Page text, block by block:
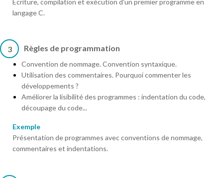
Ecriture, compilation et exécution d'un premier programme en
langage C.
3 Règles de programmation
Convention de nommage. Convention syntaxique.
Utilisation des commentaires. Pourquoi commenter les
développements ?
Améliorer la lisibilité des programmes : indentation du code,
découpage du code...
Exemple
Présentation de programmes avec conventions de nommage,
commentaires et indentations.